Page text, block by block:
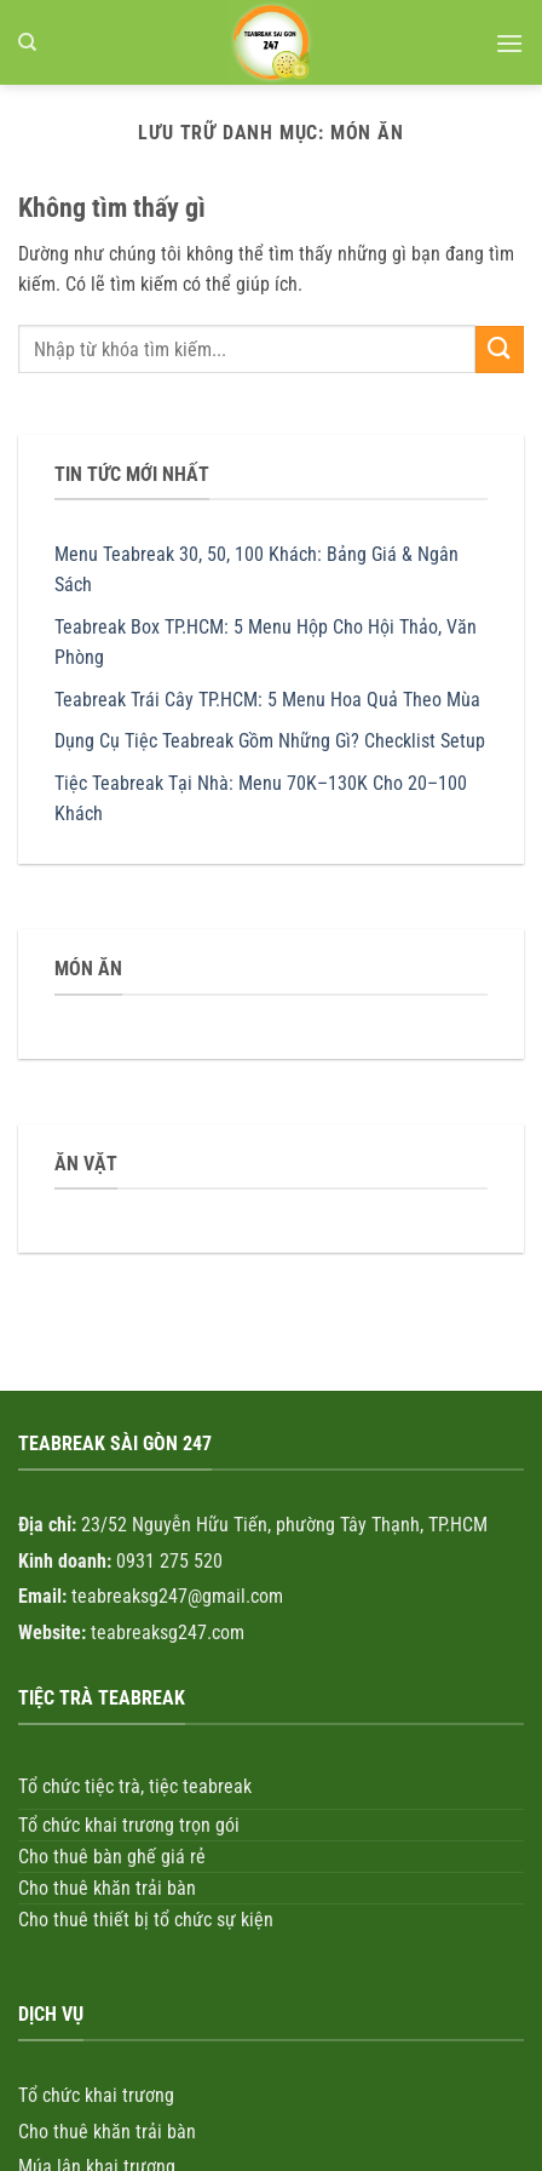
qua
LƯU TRỮ DANH MỤC: MÓN ĂN
Không tìm thấy gì
Dường như chúng tôi không thể tìm thấy những gì bạn đang tìm
kiếm. Có lẽ tìm kiếm có thể giúp ích.
TIN TỨC MỚI NHẤT
Menu Teabreak 30, 50, 100 Khách: Bảng Giá & Ngân
Sách
Teabreak Box TP.HCM: 5 Menu Hộp Cho Hội Thảo, Văn
Phòng
Teabreak Trái Cây TP.HCM: 5 Menu Hoa Quả Theo Mùa
Dụng Cụ Tiệc Teabreak Gồm Những Gì? Checklist Setup
Tiệc Teabreak Tại Nhà: Menu 70K–130K Cho 20–100
Khách
MÓN ĂN
ĂN VẶT
TEABREAK SÀI GÒN 247
Địa chỉ: 23/52 Nguyễn Hữu Tiến, phường Tây Thạnh, TP.HCM
Kinh doanh: 0931 275 520
Email: teabreaksg247@gmail.com
Website: teabreaksg247.com
TIỆC TRÀ TEABREAK
Tổ chức tiệc trà, tiệc teabreak
Tổ chức khai trương trọn gói
Cho thuê bàn ghế giá rẻ
Cho thuê khăn trải bàn
Cho thuê thiết bị tổ chức sự kiện
DỊCH VỤ
Tổ chức khai trương
Cho thuê khăn trải bàn